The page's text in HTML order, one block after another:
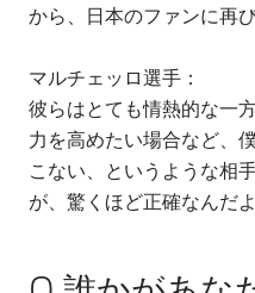
から、日本のファンに再
マルチェッロ選手：
彼らはとても情熱的な一
力を高めたい場合など、
こない、というような相
が、驚くほど正確なんだ